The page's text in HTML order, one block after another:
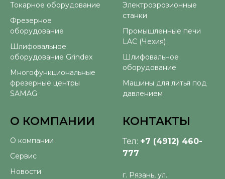
Токарное оборудование
Фрезерное
оборудование
Шлифовальное
оборудование Grindex
Многофункциональные
фрезерные центры
SAMAG
Электроэрозионные
станки
Промышленные печи
LAC (Чехия)
Шлифовальное
оборудование
Машины для литья под
давлением
О КОМПАНИИ
О компании
Сервис
Новости
КОНТАКТЫ
Тел: +7 (4912) 460-
777
г. Рязань, ул.